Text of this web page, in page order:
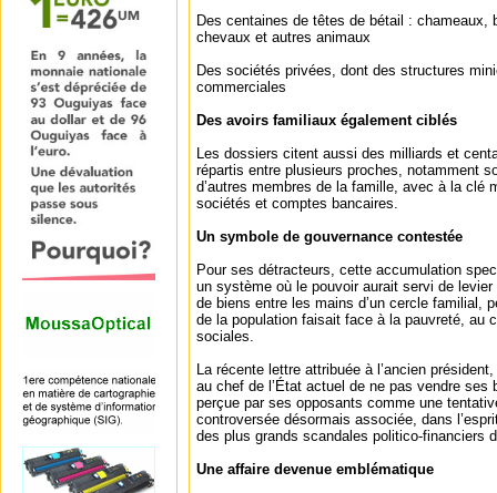
Des centaines de têtes de bétail : chameaux,
chevaux et autres animaux
Des sociétés privées, dont des structures
commerciales
Des avoirs familiaux également ciblés
Les dossiers citent aussi des milliards et
répartis entre plusieurs proches, notamment
d’autres membres de la famille, avec à la clé
sociétés et comptes bancaires.
Un symbole de gouvernance contestée
Pour ses détracteurs, cette accumulation
un système où le pouvoir aurait servi de
de biens entre les mains d’un cercle familial,
de la population faisait face à la pauvreté, au
sociales.
La récente lettre attribuée à l’ancien
au chef de l’État actuel de ne pas vendre
perçue par ses opposants comme une
controversée désormais associée, dans
des plus grands scandales politico-financiers
Une affaire devenue emblématique